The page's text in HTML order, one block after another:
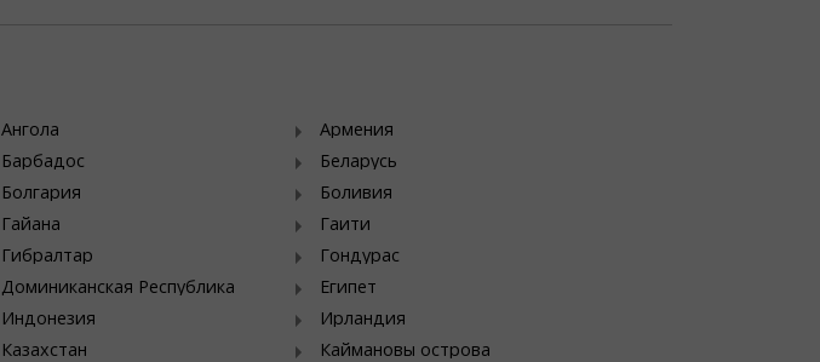
Ангола
Армения
Барбадос
Беларусь
Болгария
Боливия
Гайана
Гаити
Гибралтар
Гондурас
Доминиканская Республика
Египет
Индонезия
Ирландия
Казахстан
Каймановы острова